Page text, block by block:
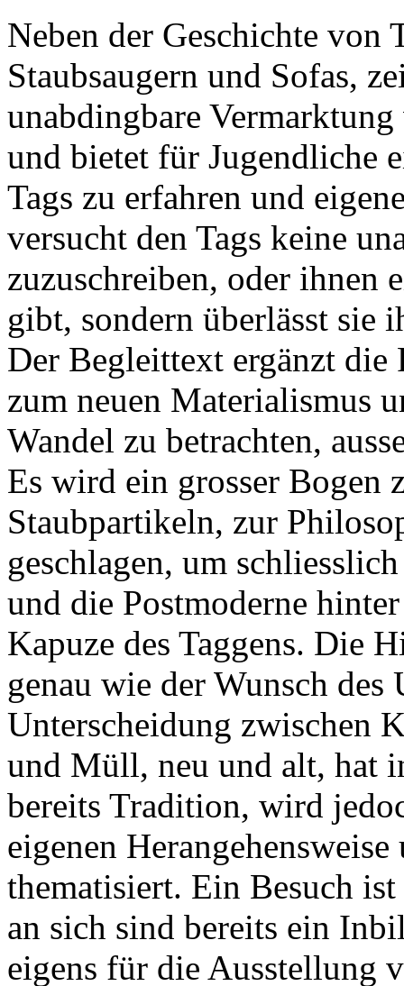
Neben der Geschichte von
Staubsaugern und Sofas,
unabdingbare
und bietet für Jugendliche
Tags zu erfahren und
versucht den Tags keine
zuzuschreiben, oder ihnen
gibt, sondern überlässt sie
Der Begleittext ergänzt die
zum neuen Materialismus
Wandel zu betrachten,
Es wird ein grosser Bogen
Staubpartikeln, zur
geschlagen, um
und die Postmoderne
Kapuze des Taggens. Die
genau wie der Wunsch
Unterscheidung zwischen
und Müll, neu und alt, hat
bereits Tradition, wird
eigenen
thematisiert. Ein Besuch
an sich sind bereits ein
eigens für die Ausstellung